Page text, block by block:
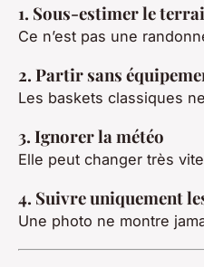
1. Sous-estimer le
Ce n’est pas une
2. Partir sans
Les baskets classiques
3. Ignorer la météo
Elle peut changer très
4. Suivre uniquement
Une photo ne montre